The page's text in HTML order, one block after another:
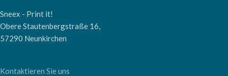
Sneex - Print it!
Obere Stautenbergstraße 16,
57290 Neunkirchen
Kontaktieren Sie uns